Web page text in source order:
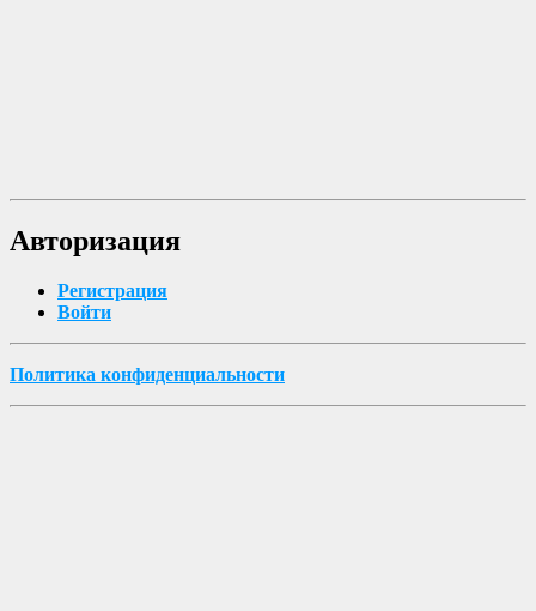
Авторизация
Регистрация
Войти
Политика конфиденциальности